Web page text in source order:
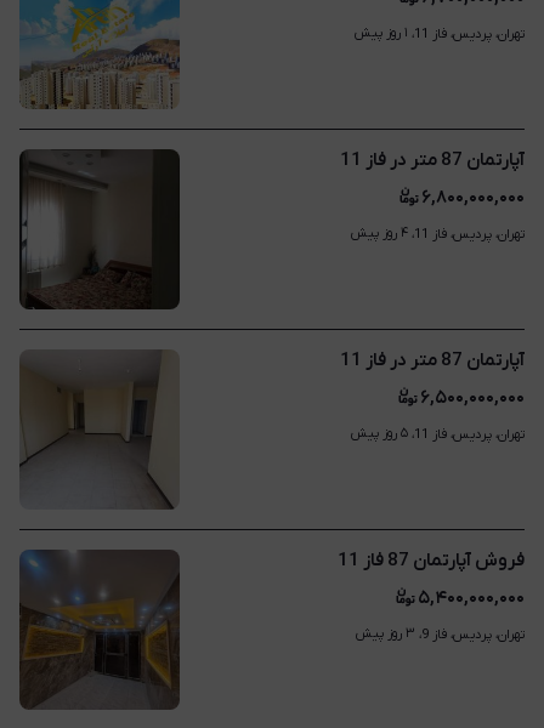
تهران، پردیس، فاز 11، ۱ روز پیش
آپارتمان 87 متر در فاز 11
۶,۸۰۰,۰۰۰,۰۰۰
تهران، پردیس، فاز 11، ۴ روز پیش
آپارتمان 87 متر در فاز 11
۶,۵۰۰,۰۰۰,۰۰۰
تهران، پردیس، فاز 11، ۵ روز پیش
فروش آپارتمان 87 فاز 11
۵,۴۰۰,۰۰۰,۰۰۰
تهران، پردیس، فاز 9، ۳ روز پیش